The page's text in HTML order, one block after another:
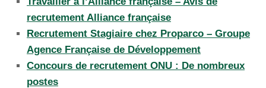
recrutement Alliance française
Recrutement Stagiaire chez Proparco – Groupe
Agence Française de Développement
Concours de recrutement ONU : De nombreux
postes